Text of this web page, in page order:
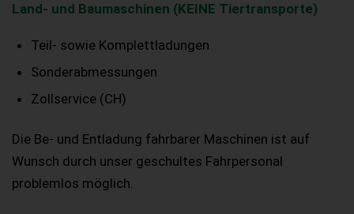
Land- und Baumaschinen (KEINE Tiertransporte)
Teil- sowie Komplettladungen
Sonderabmessungen
Zollservice (CH)
Die Be- und Entladung fahrbarer Maschinen ist auf
Wunsch durch unser geschultes Fahrpersonal
problemlos möglich.